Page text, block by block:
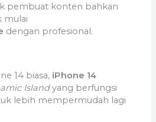
pembuat konten bahkan
mulai
dengan profesional.
14 biasa, iPhone 14
Islandyang berfungsi
lebih mempermudah lagi